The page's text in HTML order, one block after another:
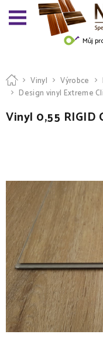
Můj
Vinyl Výrobce
Design vinyl Extreme
Vinyl 0,55 RIGID